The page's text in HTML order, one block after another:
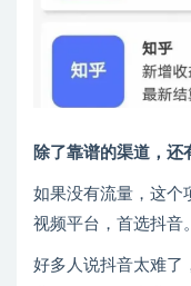
除了靠谱的渠道，还
如果没有流量，这个
视频平台，首选抖音
好多人说抖音太难了